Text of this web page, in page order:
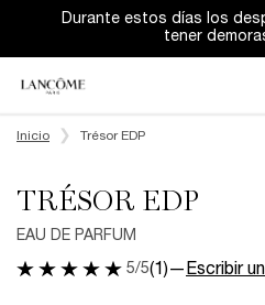
Durante estos días los
tener
Inicio
Trésor EDP
TRÉSOR EDP
EAU DE PARFUM
5/5(1)— Escribir